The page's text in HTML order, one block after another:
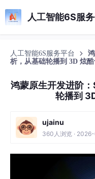
人工智能6S服
人工智能6S服务平台
析，从基础轮播到 3D 炫
鸿蒙原生开发进阶
轮播到
ujainu
360人浏览 ·